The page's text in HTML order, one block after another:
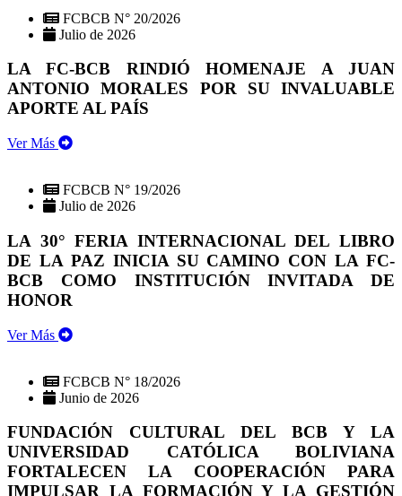
FCBCB N° 20/2026
Julio de 2026
LA FC-BCB RINDIÓ HOMENAJE A JUAN
ANTONIO MORALES POR SU INVALUABLE
APORTE AL PAÍS
Ver Más
FCBCB N° 19/2026
Julio de 2026
LA 30° FERIA INTERNACIONAL DEL LIBRO
DE LA PAZ INICIA SU CAMINO CON LA FC-
BCB COMO INSTITUCIÓN INVITADA DE
HONOR
Ver Más
FCBCB N° 18/2026
Junio de 2026
FUNDACIÓN CULTURAL DEL BCB Y LA
UNIVERSIDAD CATÓLICA BOLIVIANA
FORTALECEN LA COOPERACIÓN PARA
IMPULSAR LA FORMACIÓN Y LA GESTIÓN